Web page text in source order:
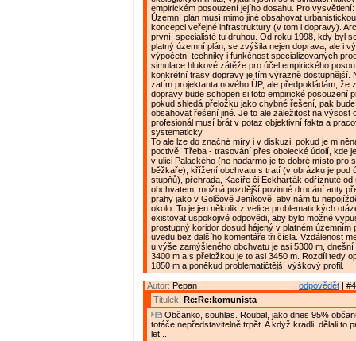
empirickém posouzení jejího dosahu. Pro vysvětlení:
Územní plán musí mimo jiné obsahovat
koncepci veřejné infrastruktury (v tom i dopravy).
první, specialisté tu druhou. Od roku 1998, kdy byl
platný územní plán, se zvýšila nejen doprava, ale i
výpočetní techniky i funkčnost specializovaných
simulace hlukové zátěže pro účel empirického
konkrétní trasy dopravy je tím výrazně dostupnější.
zatím projektanta nového ÚP, ale předpokládám, že
dopravy bude schopen si toto empirické posouzení
pokud shledá přeložku jako chybné řešení, pak
obsahovat řešení jiné. Je to ale záležitost na výsost
profesionál musí brát v potaz objektivní fakta a
systematicky.
To ale lze do značné míry i v diskuzi, pokud je
poctivě. Třeba - trasování přes obolecké údolí, kde
v ulici Palackého (ne nadarmo je to dobré místo pro
běžkaře), křížení obchvatu s tratí (v obrázku je pod
stupňů), přehrada, Kacíře či Eckharťák odříznuté od
obchvatem, možná pozdější povinné drncání auty
prahy jako v Golčově Jeníkově, aby nám tu
okolo. To je jen několik z velice problematických
existovat uspokojivé odpovědi, aby bylo možné
prostupný koridor dosud hájený v platném územním
uvedu bez dalšího komentáře tři čísla. Vzdálenost
u výše zamýšleného obchvatu je asi 5300 m,
3400 m a s přeložkou je to asi 3450 m. Rozdíl tedy
1850 m a poněkud problematičtější výškový profil.
odpovědět |
Autor: Pepan
Titulek: Re:Re:komunista
Občanko, souhlas. Roubal, jako dnes 95%
totáče nepředstavitelně trpět. A když kradli, dělali to
let...